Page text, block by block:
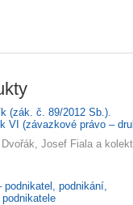
(zák. č. 89/2012 Sb.).
VI (závazkové právo –
Josef Fiala a
podnikání,